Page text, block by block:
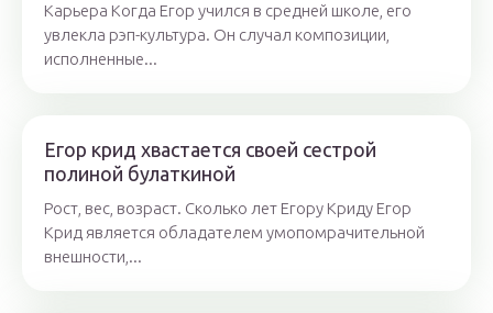
Карьера Когда Егор учился в средней школе, его
увлекла рэп-культура. Он случал композиции,
исполненные...
Егор крид хвастается своей сестрой
полиной булаткиной
Рост, вес, возраст. Сколько лет Егору Криду Егор
Крид является обладателем умопомрачительной
внешности,...